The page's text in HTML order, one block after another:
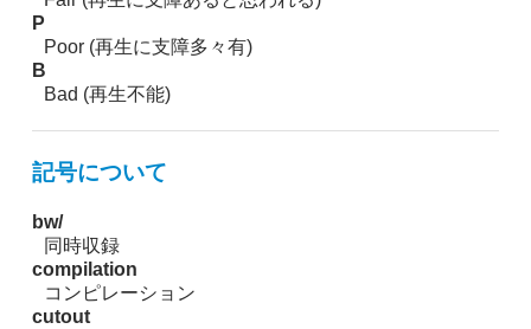
P
Poor (再生に支障多々有)
B
Bad (再生不能)
記号について
bw/
同時収録
compilation
コンピレーション
cutout